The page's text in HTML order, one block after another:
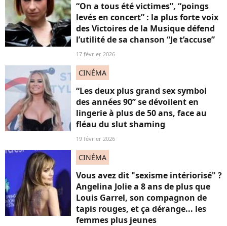
“On a tous été victimes”, “poings
levés en concert” : la plus forte voix
des Victoires de la Musique défend
l’utilité de sa chanson “Je t’accuse”
17 février 2026
CINÉMA
“Les deux plus grand sex symbol
des années 90” se dévoilent en
lingerie à plus de 50 ans, face au
fléau du slut shaming
19 février 2026
CINÉMA
Vous avez dit "sexisme intériorisé" ?
Angelina Jolie a 8 ans de plus que
Louis Garrel, son compagnon de
tapis rouges, et ça dérange... les
femmes plus jeunes